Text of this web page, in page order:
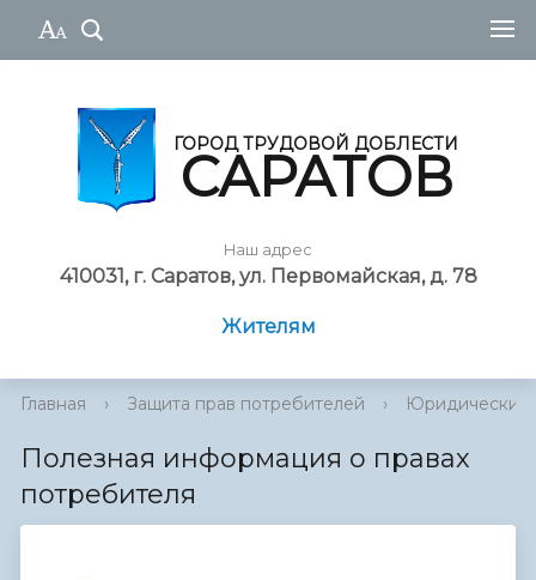
ГОРОД ТРУДОВОЙ ДОБЛЕСТИ
САРАТОВ
Наш адрес
410031, г. Саратов, ул. Первомайская, д. 78
Жителям
Главная › Защита прав потребителей › Юридический
Полезная информация о правах
потребителя